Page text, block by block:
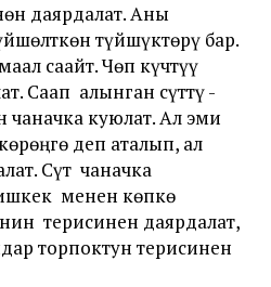
даярдалат. Аны
түйшүктөрү бар.
саайт. Чөп күчтүү
Саап алынган сүттү -
куюлат. Ал эми
деп аталып, ал
Сүт чаначка
менен көпкө
терисинен даярдалат,
торпоктун терисинен